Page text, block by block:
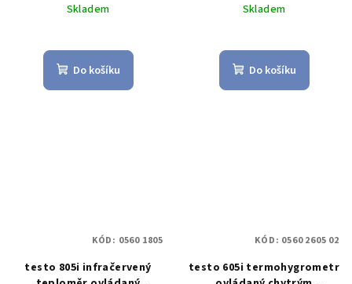
Skladem
Do košíku
Skladem
Do košíku
testo 805i infračervený
KÓD: 0560 1805
testo 605i termohygrometr
KÓD: 0560 2605 02